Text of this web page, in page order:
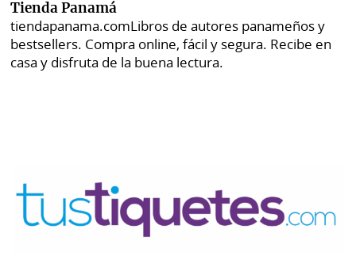
Tienda Panamá
tiendapanama.comLibros de autores panameños y
bestsellers. Compra online, fácil y segura. Recibe en
casa y disfruta de la buena lectura.